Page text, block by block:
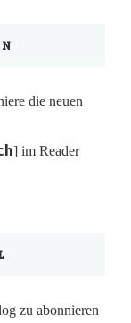
die neuen
] im Reader
zu abonnieren